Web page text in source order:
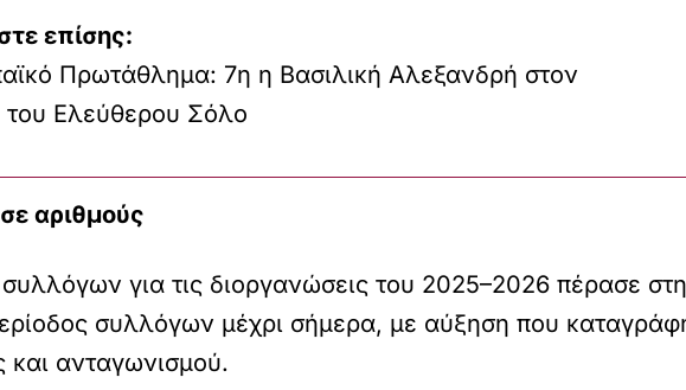
επίσης:
Πρωτάθλημα: 7η η Βασιλική Αλεξανδρή στον
του Ελεύθερου Σόλο
αριθμούς
για τις διοργανώσεις του 2025–2026 πέρασε
συλλόγων μέχρι σήμερα, με αύξηση που
και ανταγωνισμού.